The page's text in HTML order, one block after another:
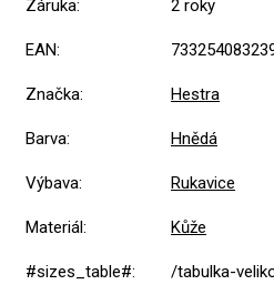
Záruka: 2 roky
EAN:
Značka: Hestra
Barva: Hnědá
Výbava: Rukavice
Materiál: Kůže
#sizes_table#: /tabulka-